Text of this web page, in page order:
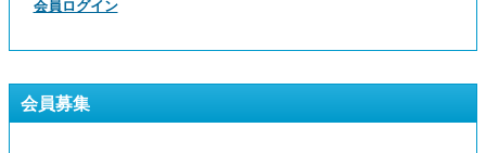
会員ログイン
会員募集